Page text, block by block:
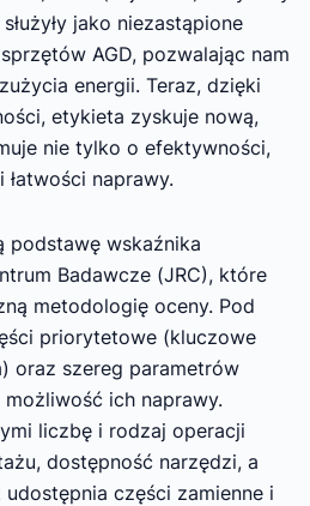
jako niezastąpione
AGD, pozwalając nam
energii. Teraz, dzięki
etykieta zyskuje nową,
nie tylko o efektywności,
naprawy.
podstawę wskaźnika
Badawcze (JRC), które
metodologię oceny. Pod
priorytetowe (kluczowe
oraz szereg parametrów
możliwość ich naprawy.
liczbę i rodzaj operacji
dostępność narzędzi, a
części zamienne i